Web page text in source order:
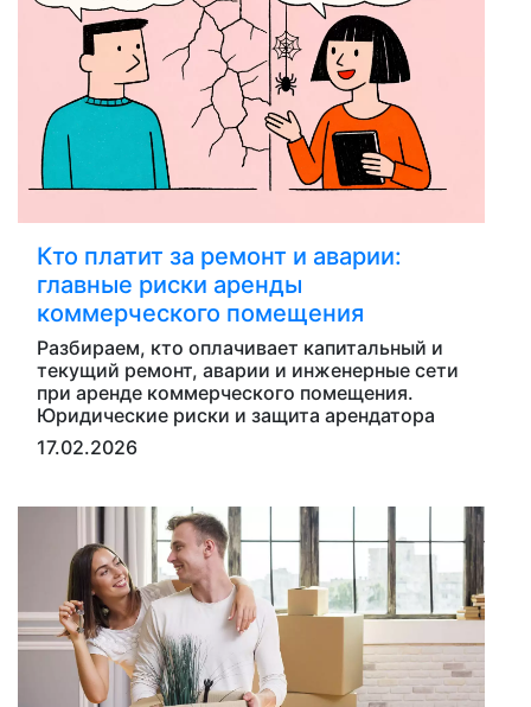
Кто платит за ремонт и аварии:
главные риски аренды
коммерческого помещения
Разбираем, кто оплачивает капитальный и
текущий ремонт, аварии и инженерные сети
при аренде коммерческого помещения.
Юридические риски и защита арендатора
17.02.2026